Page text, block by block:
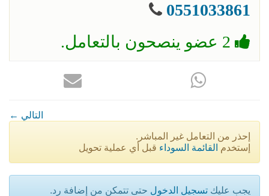
0551033861
← التالي
إحذر من التعامل غير المباشر.
إستخدم القائمة السوداء قبل أي عملية تحويل
يجب عليك تسجيل الدخول حتى تتمكن من إضافة رد.